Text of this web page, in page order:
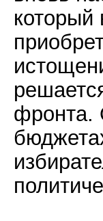
который
фронта.